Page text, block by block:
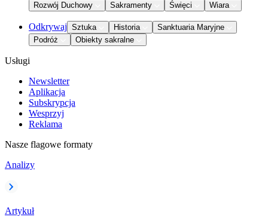
Rozwój Duchowy
Sakramenty Święci Wiara
Odkrywaj Sztuka Historia
Sanktuaria Maryjne
Podróż
Obiekty sakralne
Usługi
Newsletter
Aplikacja
Subskrypcja
Wesprzyj
Reklama
Nasze flagowe formaty
Analizy
Artykuł